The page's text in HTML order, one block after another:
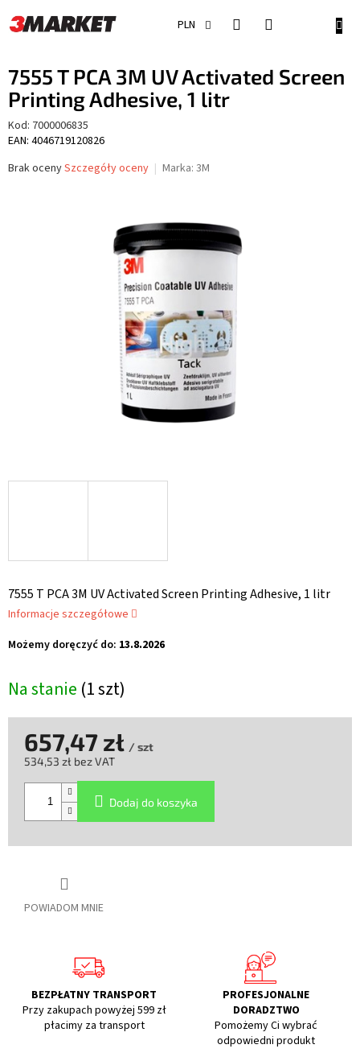
do
treści
PLN
7555 T PCA 3M UV Activated Screen
Printing Adhesive, 1 litr
Kod: 7000006835
EAN: 4046719120826
Średnia
Brak ocenySzczegóły oceny Marka: 3M
Na stanie (1 szt)
Możemy doręczyć do: 13.8.2026
7555 T PCA 3M UV Activated Screen Printing Adhesive, 1 litr
Informacje szczegółowe
POWIADOM MNIE
657,47 zł / szt
534,53 zł bez VAT
jednostkowa:
Dodaj do koszyka
BEZPŁATNY TRANSPORT
Przy zakupach powyżej 599 zł
płacimy za transport
PROFESJONALNE
DORADZTWO
Pomożemy Ci wybrać
odpowiedni produkt